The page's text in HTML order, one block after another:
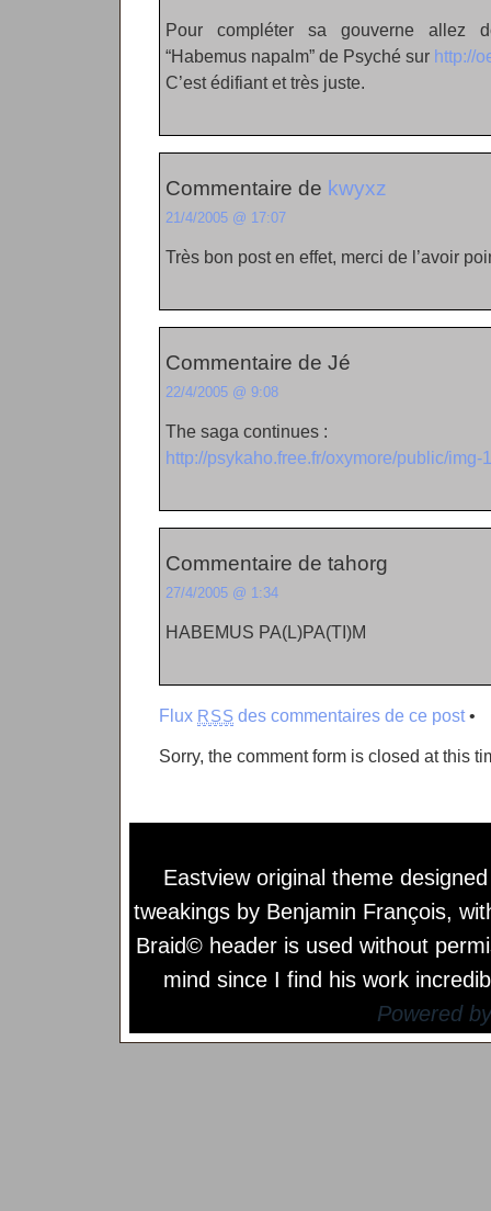
Pour compléter sa gouverne allez
“Habemus napalm” de Psyché sur http://
C’est édifiant et très juste.
Commentaire de kwyxz
21/4/2005 @ 17:07
Très bon post en effet, merci de l’avoir
Commentaire de Jé
22/4/2005 @ 9:08
The saga continues :
http://psykaho.free.fr/oxymore/public/img-
Commentaire de tahorg
27/4/2005 @ 1:34
HABEMUS PA(L)PA(TI)M
Flux RSS des commentaires de ce post•
Sorry, the comment form is closed at this
Eastview original theme
tweakings by Benjamin François,
Braid© header is used without
mind since I find his work
Powered